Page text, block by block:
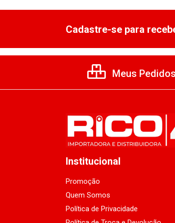
Cadastre-se para
Meus Pedidos
Institucional
Promoção
Quem Somos
Política de Privacidade